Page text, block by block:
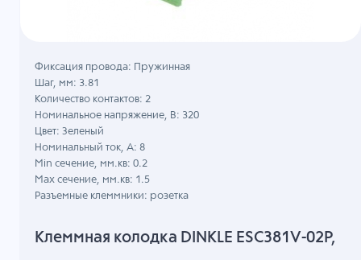
Клеммная колодка DINKLE ESC381V-02P,
Фиксация провода: Пружинная
Шаг, мм: 3.81
Количество контактов: 2
Номинальное напряжение, B: 320
Цвет: Зеленый
Номинальный ток, А: 8
Min сечение, мм.кв: 0.2
Max сечение, мм.кв: 1.5
Разъемные клеммники: розетка